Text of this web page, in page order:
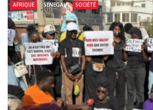
AFRIQUE SENEGAL SOCIÉTÉ